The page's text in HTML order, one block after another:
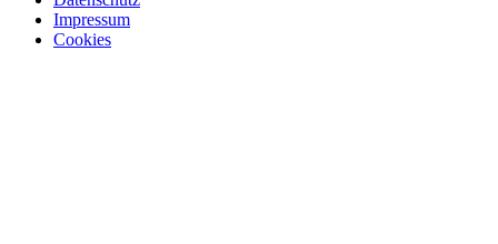
Impressum
Cookies